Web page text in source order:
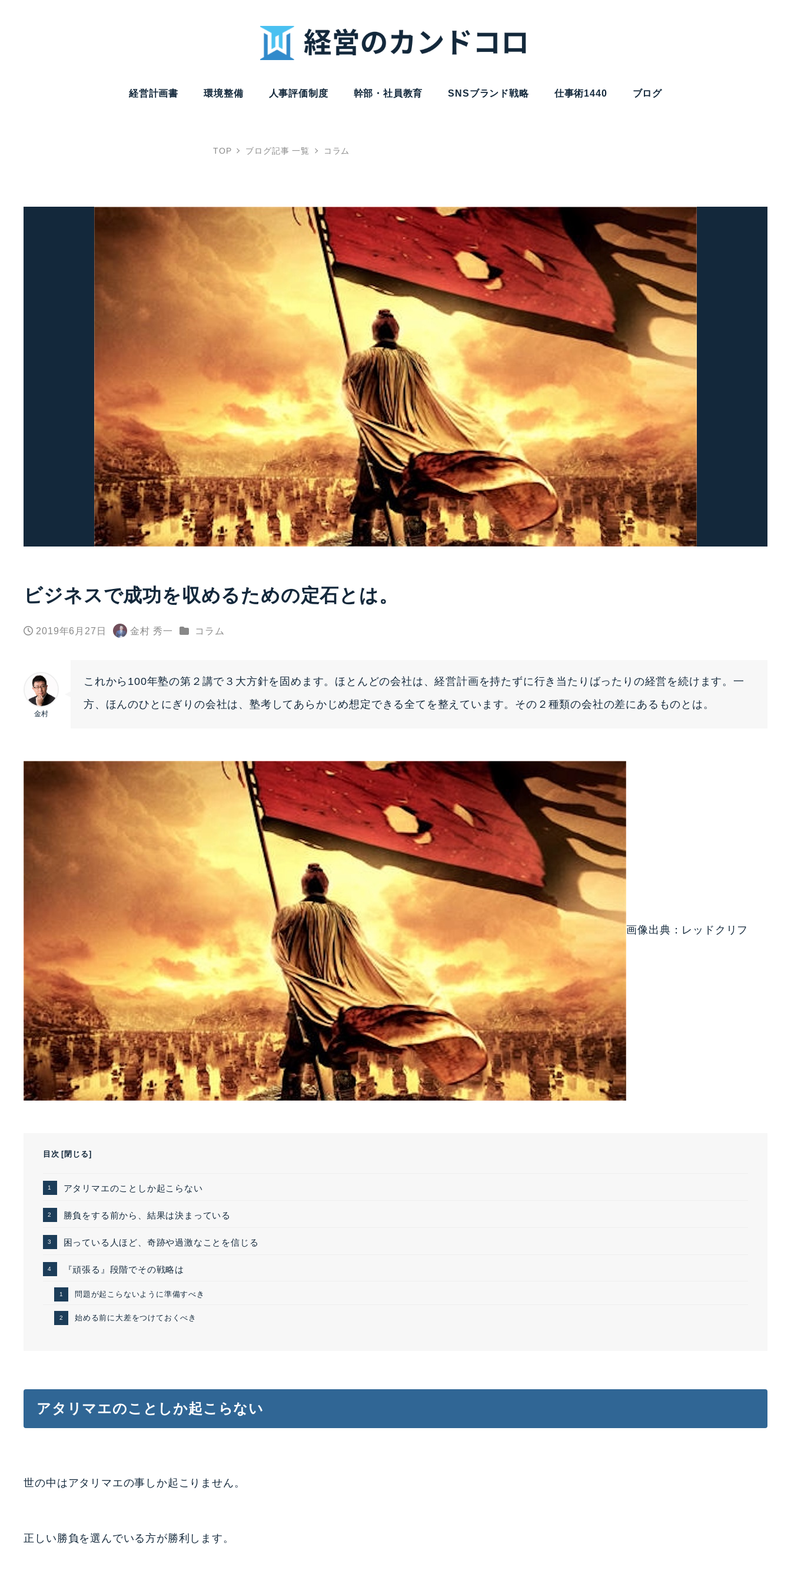
経営計画書 環境整備 人事評価制度 幹部・社員教育 SNSブランド戦略 仕事術1440 ブログ
TOP ブログ記事 一覧 コラム
ビジネスで成功を収めるための定石とは。
2019年6月27日
著
金村 秀一 カテゴリー
コラム
金村
これから100年塾の第２講で３大方針を固めます。ほとんどの会社は、経営計画を持たずに行き当たりばったりの経営を続けます。一
方、ほんのひとにぎりの会社は、塾考してあらかじめ想定できる全てを整えています。その２種類の会社の差にあるものとは。
画像出典：レッドクリフ
目次 [閉じる]
アタリマエのことしか起こらない
勝負をする前から、結果は決まっている
困っている人ほど、奇跡や過激なことを信じる
『頑張る』段階でその戦略は
問題が起こらないように準備すべき
始める前に大差をつけておくべき
アタリマエのことしか起こらない
世の中はアタリマエの事しか起こりません。
正しい勝負を選んでいる方が勝利します。